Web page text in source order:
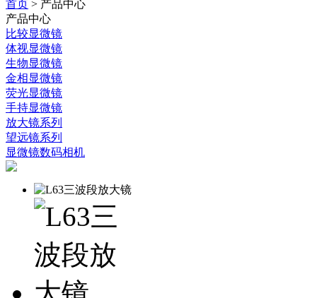
首页 > 产品中心
产品中心
比较显微镜
体视显微镜
生物显微镜
金相显微镜
荧光显微镜
手持显微镜
放大镜系列
望远镜系列
显微镜数码相机